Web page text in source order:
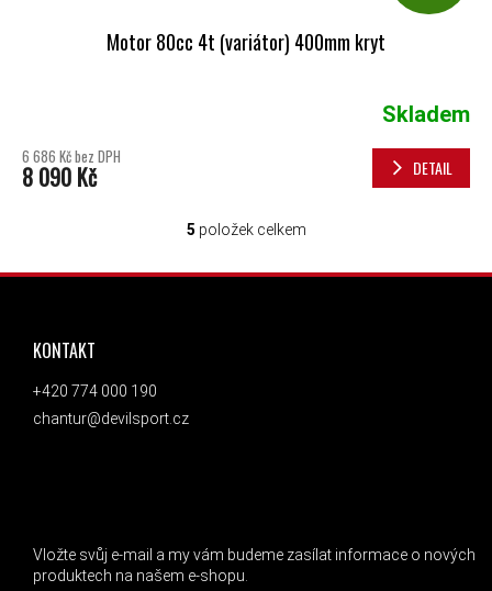
Motor 80cc 4t (variátor) 400mm kryt
Skladem
6 686 Kč bez DPH
8 090 Kč DETAIL
OVLÁDACÍ PRVKY VÝPISU
5 položek celkem
ZÁPATÍ
KONTAKT
+420 774 000 190
chantur@devilsport.cz
Vložte svůj e-mail a my vám budeme zasílat informace o nových
produktech na našem e-shopu.